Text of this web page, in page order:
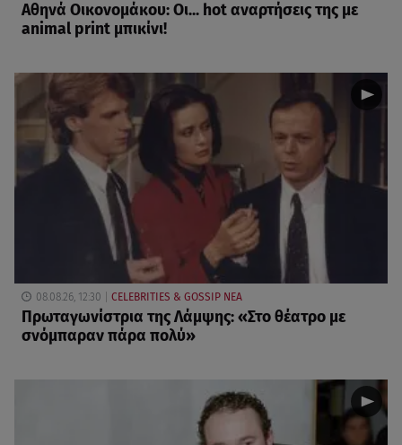
Αθηνά Οικονομάκου: Οι... hot αναρτήσεις της με
animal print μπικίνι!
08.08.26, 12:30 CELEBRITIES & GOSSIP ΝΕΑ
Πρωταγωνίστρια της Λάμψης: «Στο θέατρο με
σνόμπαραν πάρα πολύ»